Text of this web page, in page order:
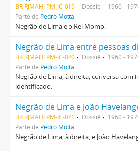
BR RJMAHI PM-IC-019 Dossiê
1960 -
Parte de Pedro Motta
Negrão de Lima e o Rei Momo.
Negrão de Lima entre pessoas
BR RJMAHI PM-IC-020 Dossiê
1960 -
Parte de Pedro Motta
Negrão de Lima, à direita, conversa com
identificado.
Negrão de Lima e João
BR RJMAHI PM-IC-021 Dossiê
1960 -
Parte de Pedro Motta
Negrão de Lima, à direita, e João